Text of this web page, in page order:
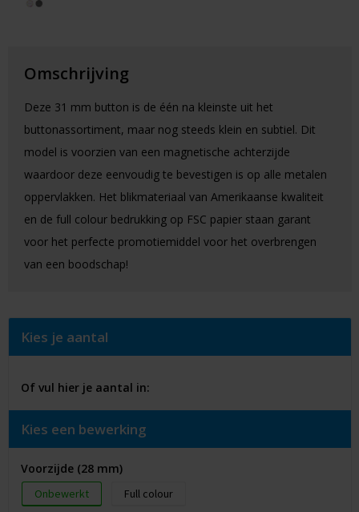
Omschrijving
Deze 31 mm button is de één na kleinste uit het
buttonassortiment, maar nog steeds klein en subtiel. Dit
model is voorzien van een magnetische achterzijde
waardoor deze eenvoudig te bevestigen is op alle metalen
oppervlakken. Het blikmateriaal van Amerikaanse kwaliteit
en de full colour bedrukking op FSC papier staan garant
voor het perfecte promotiemiddel voor het overbrengen
van een boodschap!
Kies je aantal
Of vul hier je aantal in:
Kies een bewerking
Voorzijde (28 mm)
Onbewerkt Full colour